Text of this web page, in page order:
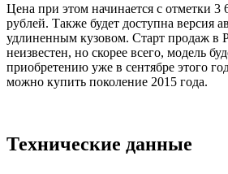
Цена при этом начинается с отметки 3
рублей. Также будет доступна версия
удлиненным кузовом. Старт продаж в
неизвестен, но скорее всего, модель
приобретению уже в сентябре этого
можно купить поколение 2015 года.
Технические данные